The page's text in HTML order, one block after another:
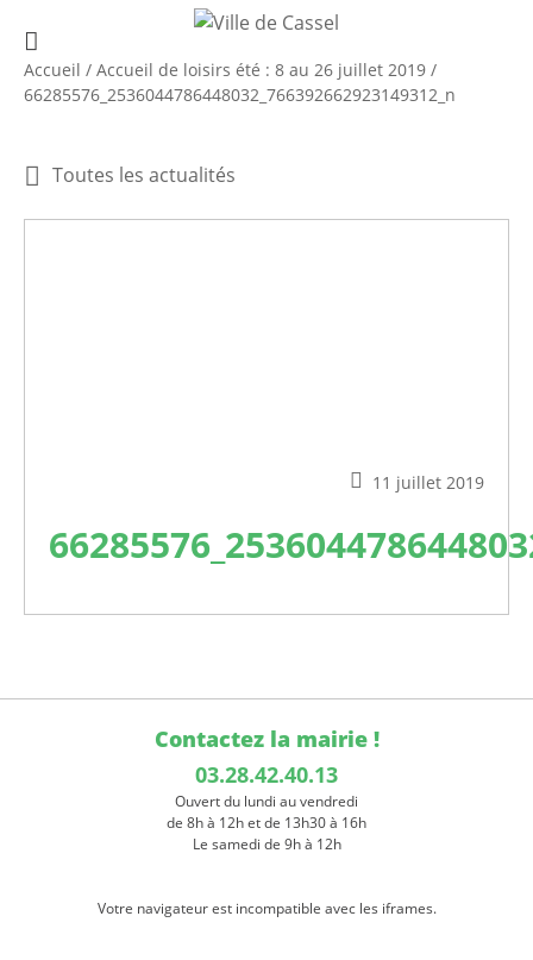
Accueil / Accueil de loisirs été : 8 au 26 juillet 2019 /
66285576_2536044786448032_766392662923149312_n
Toutes les actualités
11 juillet 2019
Contactez la mairie !
03.28.42.40.13
Ouvert du lundi au vendredi
de 8h à 12h et de 13h30 à 16h
Le samedi de 9h à 12h
Votre navigateur est incompatible avec les iframes.